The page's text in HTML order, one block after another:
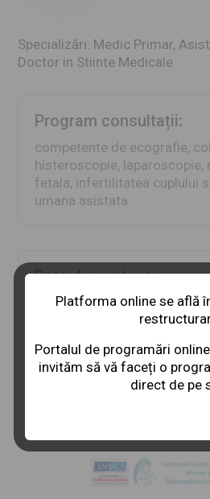
Specializări: Medic Primar,
Doctor in Stiinte Medicale
Program consultații:
competente de ecografie,
histeroscopie, laparoscopie,
fetala, infertilitatea cuplului
umana asistata
Date de contact:
Platforma online se află
Portalul de programări
invităm să vă faceți o
direct de pe